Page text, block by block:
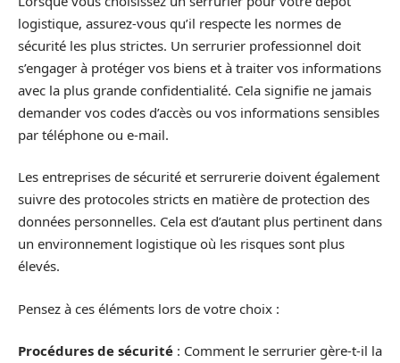
logistique, assurez-vous qu’il respecte les normes de
sécurité les plus strictes. Un serrurier professionnel doit
s’engager à protéger vos biens et à traiter vos informations
avec la plus grande confidentialité. Cela signifie ne jamais
demander vos codes d’accès ou vos informations sensibles
par téléphone ou e-mail.
Les entreprises de sécurité et serrurerie doivent également
suivre des protocoles stricts en matière de protection des
données personnelles. Cela est d’autant plus pertinent dans
un environnement logistique où les risques sont plus
élevés.
Pensez à ces éléments lors de votre choix :
Procédures de sécurité : Comment le serrurier gère-t-il la